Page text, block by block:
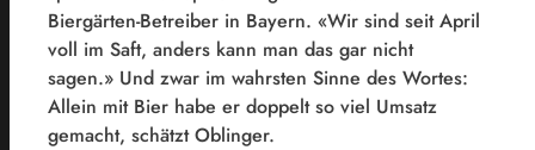
Biergärten-Betreiber in Bayern. «Wir sind seit April
voll im Saft, anders kann man das gar nicht
sagen.» Und zwar im wahrsten Sinne des Wortes:
Allein mit Bier habe er doppelt so viel Umsatz
gemacht, schätzt Oblinger.